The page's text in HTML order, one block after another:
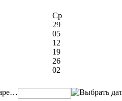
Ср
29
05
12
19
26
02
…